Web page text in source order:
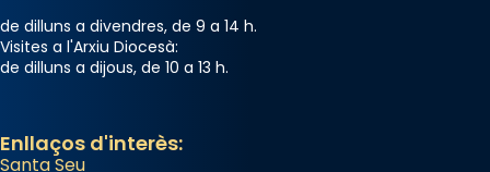
de dilluns a divendres, de 9 a 14 h.
Visites a l'Arxiu Diocesà:
de dilluns a dijous, de 10 a 13 h.
Enllaços d'interès:
Santa Seu